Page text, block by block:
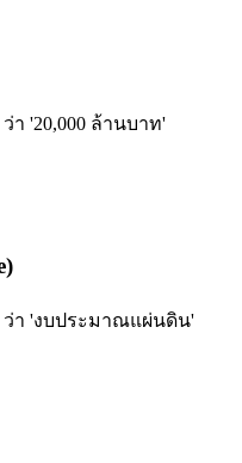
า '20,000 ล้านบาท'
ว่า 'งบประมาณแผ่นดิน'